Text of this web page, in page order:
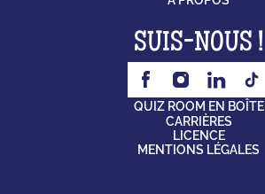
SUIS-NOUS !
QUIZ ROOM EN BOÎTE
CARRIÈRES
LICENCE
MENTIONS LÉGALES